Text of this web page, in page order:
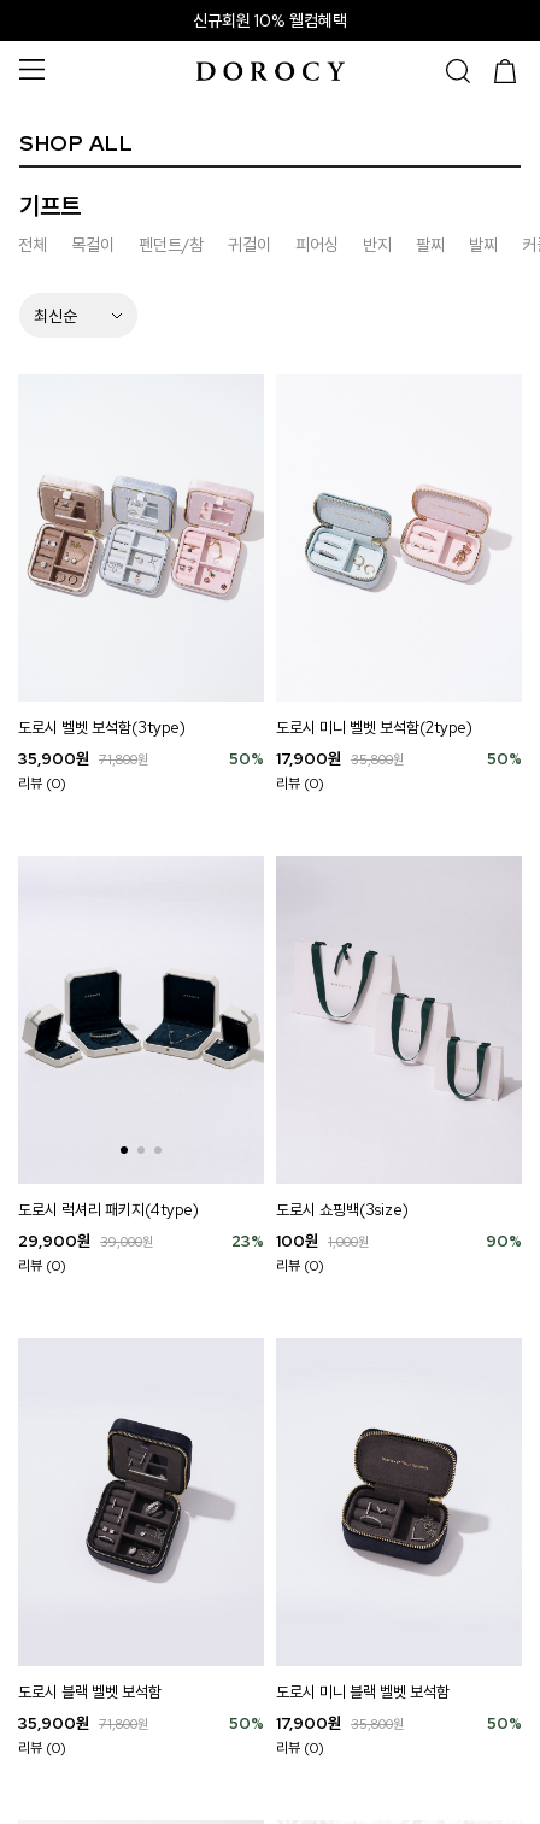
신규회원 10% 웰컴혜택
SHOP ALL
기프트
전체 목걸이 펜던트/참 귀걸이 피어싱 반지 팔찌 발찌
도로시 벨벳 보석함(3type)
50%
35,900원 71,800원
리뷰 (0)
도로시 미니 벨벳 보석함(2type)
50%
17,900원 35,800원
리뷰 (0)
도로시 럭셔리 패키지(4type)
23%
29,900원 39,000원
리뷰 (0)
도로시 쇼핑백(3size)
90%
100원 1,000원
리뷰 (0)
도로시 블랙 벨벳 보석함
50%
35,900원 71,800원
리뷰 (0)
도로시 미니 블랙 벨벳 보석함
50%
17,900원 35,800원
리뷰 (0)